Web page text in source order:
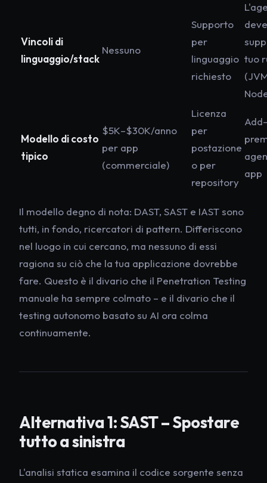
Vincoli di
linguaggio/stack
Nessuno
Supporto
per
linguaggio
richiesto
deve
tuo
Modello di costo
tipico
$5K–$30K/anno
per app
(commerciale)
Licenza
per
postazione
o per
repository
app
Il modello degno di nota: DAST, SAST e IAST sono
tutti, in fondo, ricercatori di pattern. Differiscono
nel luogo in cui cercano, ma nessuno di essi
ragiona su ciò che la tua applicazione dovrebbe
fare. Questo è il divario che il Penetration Testing
manuale ha sempre colmato – e il divario che il
testing autonomo basato su AI ora colma
continuamente.
Alternativa 1: SAST – Spostare
tutto a sinistra
L'analisi statica esamina il codice sorgente senza